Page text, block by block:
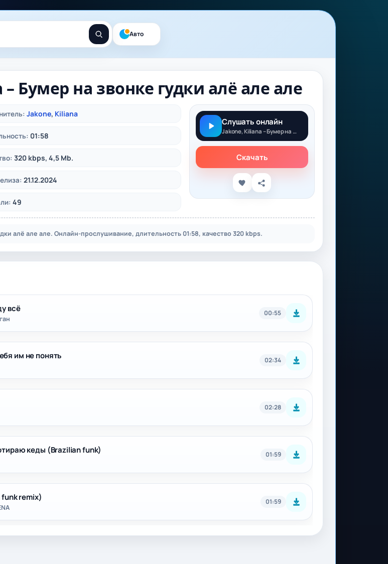
Авто
– Бумер на звонке гудки алё але але
Jakone, Kiliana
01:58
320 kbps, 4,5 Mb.
21.12.2024
49
Слушать онлайн
Jakone, Kiliana – Бумер на звонке гудки алё але але
Скачать
алё але але. Онлайн-прослушивание, длительность 01:58, качество 320 kbps.
всё 00:55
им не понять 02:34
02:28
кеды (Brazilian funk) 01:59
remix) 01:59